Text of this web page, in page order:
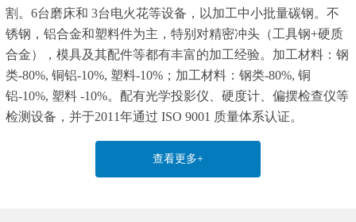
割。6台磨床和 3台电火花等设备，以加工中小批量碳钢。不
锈钢，铝合金和塑料件为主，特别对精密冲头（工具钢+硬质
合金），模具及其配件等都有丰富的加工经验。加工材料：钢
类-80%, 铜铝-10%, 塑料-10%；加工材料：钢类-80%, 铜
铝-10%, 塑料 -10%。配有光学投影仪、硬度计、偏摆检查仪等
检测设备，并于2011年通过 ISO 9001 质量体系认证。
查看更多+